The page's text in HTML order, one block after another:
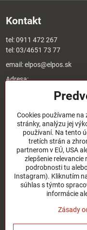
Kontakt
tel:0911 472 267
tel:03/4651 73 77
email:elpos@elpos.sk
Adresa:
Otváracie hodiny:
8:00 - 17:00 pondelok -
8:00 - 12:00 sobota
Nedeľa - zatvorené
O nás
Užitočné odkazy
Cookies používame na
stránky, analýzu jej
používaní. Na tento
tretích strán a
partnerom v EÚ, USA
zlepšenie relevancie
podrobnosti tu
Instagram). Kliknutím
súhlas s týmto
informácie
Zásady